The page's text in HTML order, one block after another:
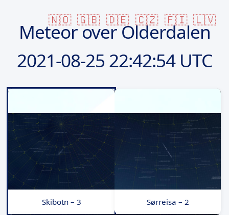
🇳🇴 🇬🇧 🇩🇪 🇨🇿 🇫🇮 🇱🇻
Meteor over Olderdalen
2021-08-25 22:42:54 UTC
Skibotn – 3 Sørreisa – 2